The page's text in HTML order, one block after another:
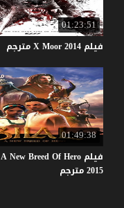
01:23:51
فيلم XMoor2014 مترجم
01:49:38
فيلم Bilal A New Breed Of Hero
2015 مترجم